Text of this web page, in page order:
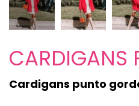
CARDIGANS
Cardigans punto